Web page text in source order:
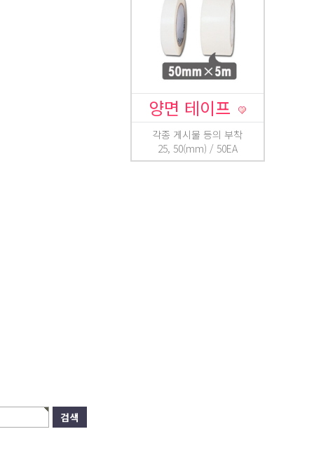
양면 테이프
각종 게시물 등의 부착
25, 50(mm) / 50EA